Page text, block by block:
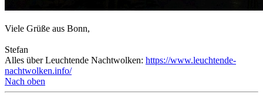
Viele Grüße aus Bonn,
Stefan
Alles über Leuchtende Nachtwolken: https://www.leuchtende-
nachtwolken.info/
Nach oben